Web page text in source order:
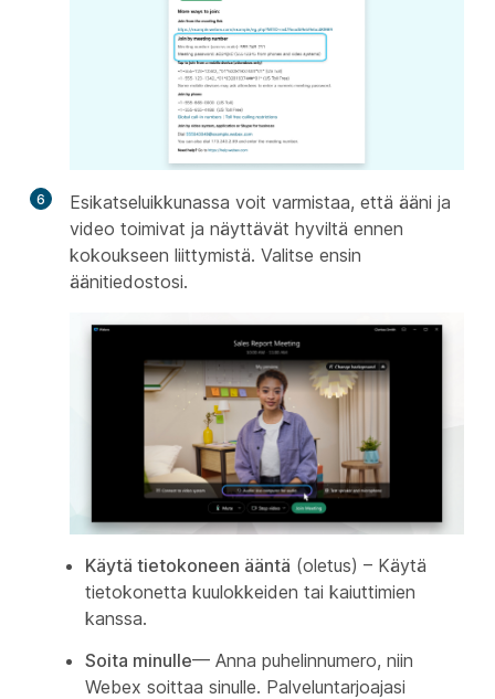
6
Esikatseluikkunassa voit varmistaa, että ääni ja
video toimivat ja näyttävät hyviltä ennen
kokoukseen liittymistä. Valitse ensin
äänitiedostosi.
Käytä tietokoneen ääntä (oletus) – Käytä
tietokonetta kuulokkeiden tai kaiuttimien
kanssa.
Soita minulle— Anna puhelinnumero, niin
Webex soittaa sinulle. Palveluntarjoajasi